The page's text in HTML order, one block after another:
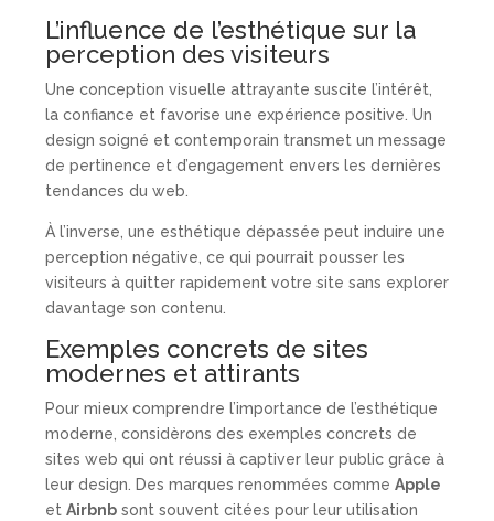
L’influence de l’esthétique sur la
perception des visiteurs
Une conception visuelle attrayante suscite l’intérêt,
la confiance et favorise une expérience positive. Un
design soigné et contemporain transmet un message
de pertinence et d’engagement envers les dernières
tendances du web.
À l’inverse, une esthétique dépassée peut induire une
perception négative, ce qui pourrait pousser les
visiteurs à quitter rapidement votre site sans explorer
davantage son contenu.
Exemples concrets de sites
modernes et attirants
Pour mieux comprendre l’importance de l’esthétique
moderne, considèrons des exemples concrets de
sites web qui ont réussi à captiver leur public grâce à
leur design. Des marques renommées comme Apple
et Airbnbsont souvent citées pour leur utilisation